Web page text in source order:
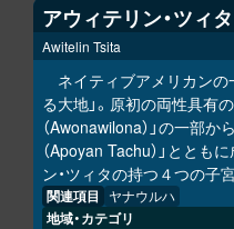
アウィテリン・ツィタ
Awitelin Tsita
ネイティブアメリカンの
る大地」。原初の両性具有
（Awonawilona）」の一部か
（Apoyan Tachu）」ととも
ン・ツィタの持つ４つの子
関連項目 ヤナウルハ
地域・カテゴリ